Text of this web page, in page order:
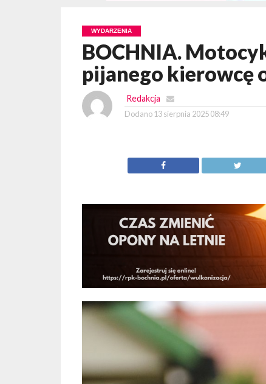
WYDARZENIA
BOCHNIA.
pijanego kierowcę
Redakcja
Dodano 13 sierpnia 2025 08:49